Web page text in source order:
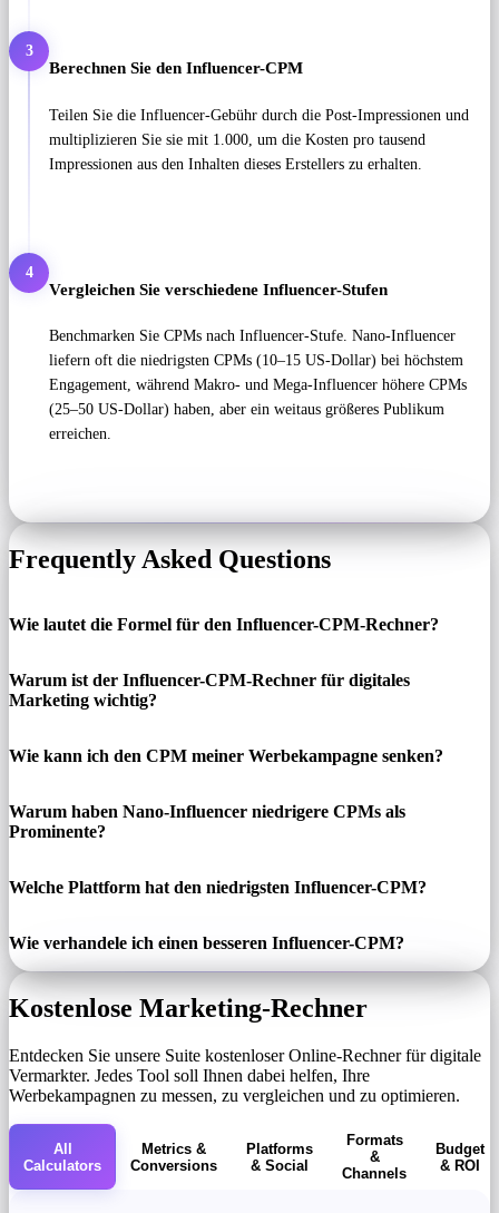
3
Berechnen Sie den Influencer-CPM
Teilen Sie die Influencer-Gebühr durch die Post-Impressionen und
multiplizieren Sie sie mit 1.000, um die Kosten pro tausend
Impressionen aus den Inhalten dieses Erstellers zu erhalten.
4
Vergleichen Sie verschiedene Influencer-Stufen
Benchmarken Sie CPMs nach Influencer-Stufe. Nano-Influencer
liefern oft die niedrigsten CPMs (10–15 US-Dollar) bei höchstem
Engagement, während Makro- und Mega-Influencer höhere CPMs
(25–50 US-Dollar) haben, aber ein weitaus größeres Publikum
erreichen.
Frequently Asked Questions
Wie lautet die Formel für den Influencer-CPM-Rechner?
Warum ist der Influencer-CPM-Rechner für digitales
Marketing wichtig?
Wie kann ich den CPM meiner Werbekampagne senken?
Warum haben Nano-Influencer niedrigere CPMs als
Prominente?
Welche Plattform hat den niedrigsten Influencer-CPM?
Wie verhandele ich einen besseren Influencer-CPM?
Kostenlose Marketing-Rechner
Entdecken Sie unsere Suite kostenloser Online-Rechner für digitale
Vermarkter. Jedes Tool soll Ihnen dabei helfen, Ihre
Werbekampagnen zu messen, zu vergleichen und zu optimieren.
All
Calculators
Metrics &
Conversions
Platforms
& Social
Formats
&
Channels
Budget
& ROI